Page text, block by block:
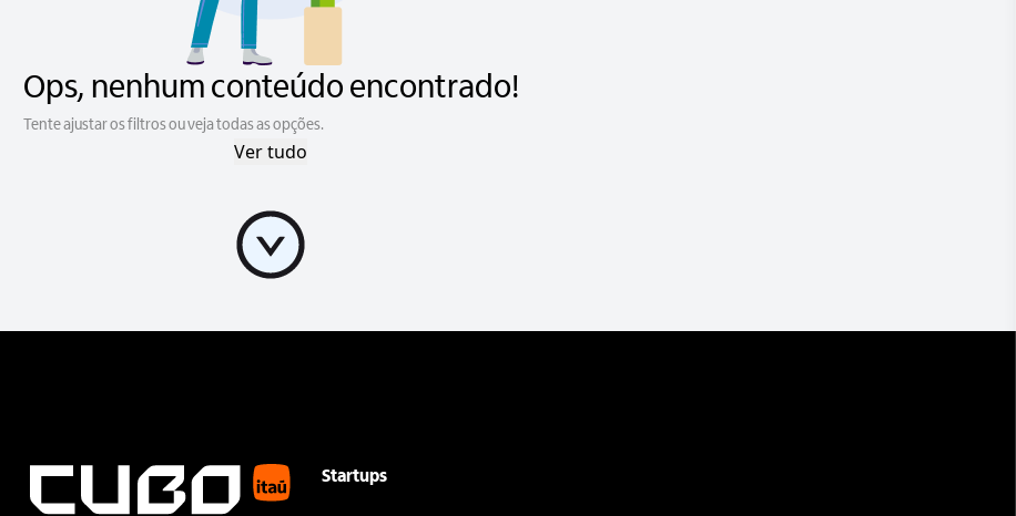
Ops, nenhum conteúdo encontrado!
Tente ajustar os filtros ou veja todas as opções.
Ver tudo
Startups